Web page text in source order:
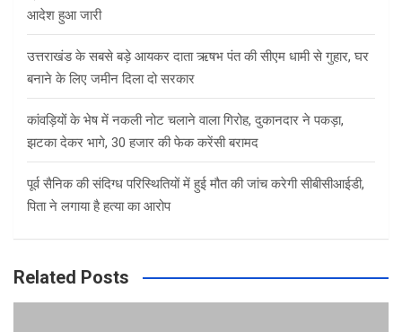
आदेश हुआ जारी
उत्तराखंड के सबसे बड़े आयकर दाता ऋषभ पंत की सीएम धामी से गुहार, घर
बनाने के लिए जमीन दिला दो सरकार
कांवड़ियों के भेष में नकली नोट चलाने वाला गिरोह, दुकानदार ने पकड़ा,
झटका देकर भागे, 30 हजार की फेक करेंसी बरामद
पूर्व सैनिक की संदिग्ध परिस्थितियों में हुई मौत की जांच करेगी सीबीसीआईडी,
पिता ने लगाया है हत्या का आरोप
Related Posts